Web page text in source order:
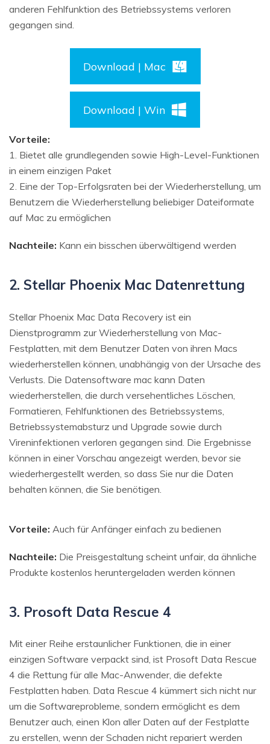
anderen Fehlfunktion des Betriebssystems verloren
gegangen sind.
Download | Mac
Download | Win
Vorteile:
1. Bietet alle grundlegenden sowie High-Level-Funktionen
in einem einzigen Paket
2. Eine der Top-Erfolgsraten bei der Wiederherstellung, um
Benutzern die Wiederherstellung beliebiger Dateiformate
auf Mac zu ermöglichen
Nachteile: Kann ein bisschen überwältigend werden
2. Stellar Phoenix Mac Datenrettung
Stellar Phoenix Mac Data Recovery ist ein
Dienstprogramm zur Wiederherstellung von Mac-
Festplatten, mit dem Benutzer Daten von ihren Macs
wiederherstellen können, unabhängig von der Ursache des
Verlusts. Die Datensoftware mac kann Daten
wiederherstellen, die durch versehentliches Löschen,
Formatieren, Fehlfunktionen des Betriebssystems,
Betriebssystemabsturz und Upgrade sowie durch
Vireninfektionen verloren gegangen sind. Die Ergebnisse
können in einer Vorschau angezeigt werden, bevor sie
wiederhergestellt werden, so dass Sie nur die Daten
behalten können, die Sie benötigen.
Vorteile: Auch für Anfänger einfach zu bedienen
Nachteile: Die Preisgestaltung scheint unfair, da ähnliche
Produkte kostenlos heruntergeladen werden können
3. Prosoft Data Rescue 4
Mit einer Reihe erstaunlicher Funktionen, die in einer
einzigen Software verpackt sind, ist Prosoft Data Rescue
4 die Rettung für alle Mac-Anwender, die defekte
Festplatten haben. Data Rescue 4 kümmert sich nicht nur
um die Softwareprobleme, sondern ermöglicht es dem
Benutzer auch, einen Klon aller Daten auf der Festplatte
zu erstellen, wenn der Schaden nicht repariert werden